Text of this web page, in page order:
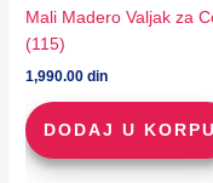
Mali Madero Valjak za
(115)
1,990.00din
DODAJ U KORPU